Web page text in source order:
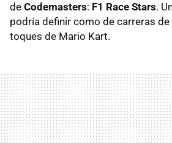
de Codemasters: F1 Race Stars.
podría definir como de carreras
toques de Mario Kart.